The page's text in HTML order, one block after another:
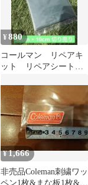
¥880
コールマン リペアキ
ット リペアシート
10cm×10cm】【切り売
り】
¥1,666
非売品Coleman刺繍ワッ
ペン1枚&まな板1枚&ユ